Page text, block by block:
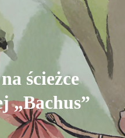
Pawła II
ścieżce
„Bachus”